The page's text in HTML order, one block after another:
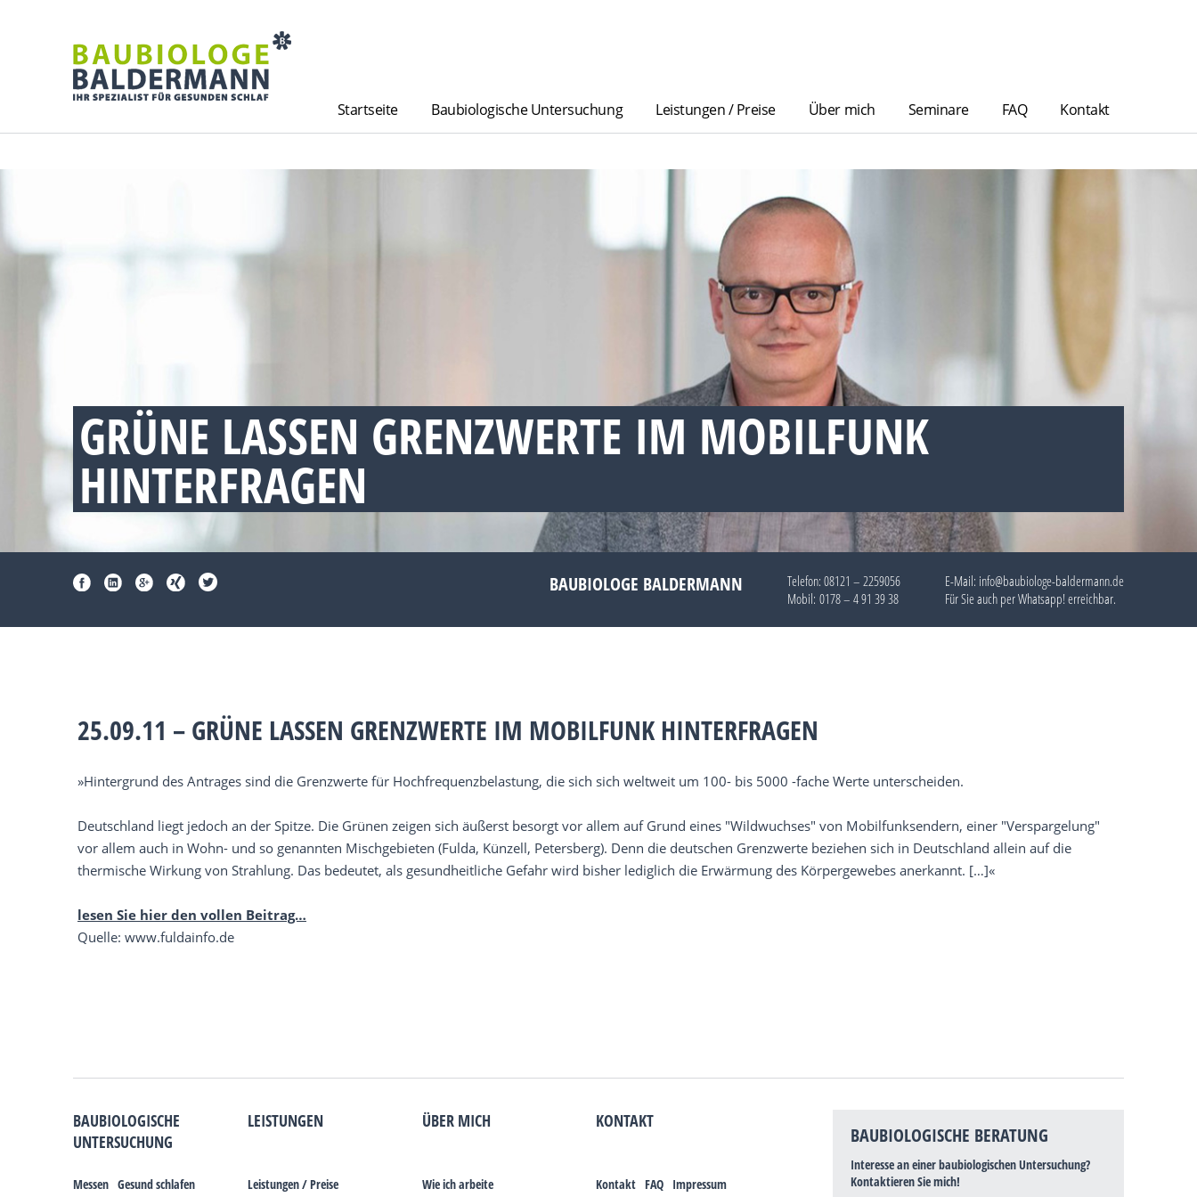
Startseite Baubiologische Untersuchung Leistungen / Preise Über mich Seminare FAQ Kontakt
GRÜNE LASSEN GRENZWERTE IM MOBILFUNK
HINTERFRAGEN
BAUBIOLOGE BALDERMANN Telefon: 08121 – 2259056
Mobil: 0178 – 4 91 39 38
E-Mail: info@baubiologe-baldermann.de
Für Sie auch perWhatsapp!erreichbar.
25.09.11 – GRÜNE LASSEN GRENZWERTE IM MOBILFUNK HINTERFRAGEN
»Hintergrund des Antrages sind die Grenzwerte für Hochfrequenzbelastung, die sich sich weltweit um 100- bis 5000 -fache Werte unterscheiden.
Deutschland liegt jedoch an der Spitze. Die Grünen zeigen sich äußerst besorgt vor allem auf Grund eines "Wildwuchses" von Mobilfunksendern, einer "Verspargelung"
vor allem auch in Wohn- und so genannten Mischgebieten (Fulda, Künzell, Petersberg). Denn die deutschen Grenzwerte beziehen sich in Deutschland allein auf die
thermische Wirkung von Strahlung. Das bedeutet, als gesundheitliche Gefahr wird bisher lediglich die Erwärmung des Körpergewebes anerkannt. […]«
lesen Sie hier den vollen Beitrag…
Quelle: www.fuldainfo.de
BAUBIOLOGISCHE
UNTERSUCHUNG
Messen Gesund schlafen
LEISTUNGEN
Leistungen / Preise
ÜBER MICH
Wie ich arbeite
KONTAKT
Kontakt FAQ Impressum
BAUBIOLOGISCHE BERATUNG
Interesse an einer baubiologischen Untersuchung?
Kontaktieren Sie mich!